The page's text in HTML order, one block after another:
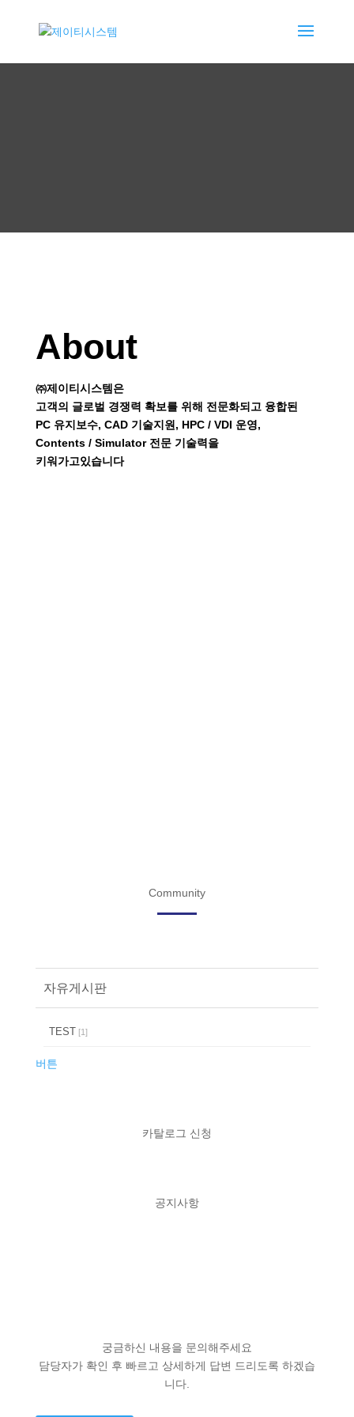
About
㈜제이티시스템은
고객의 글로벌 경쟁력 확보를 위해 전문화되고 융합된
PC 유지보수, CAD 기술지원, HPC / VDI 운영,
Contents / Simulator 전문 기술력을
키워가고있습니다
Community
자유게시판
TEST [1 ]
버튼
카탈로그 신청
공지사항
궁금하신 내용을 문의해주세요
담당자가 확인 후 빠르고 상세하게 답변 드리도록 하겠습
니다.